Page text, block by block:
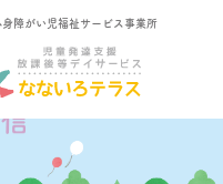
障がい児福祉サービス事業所